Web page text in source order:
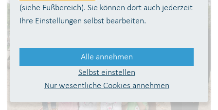
(siehe Fußbereich). Sie können dort auch jederzeit
Ihre Einstellungen selbst bearbeiten.
Alle annehmen
Selbst einstellen
Nur wesentliche Cookies annehmen